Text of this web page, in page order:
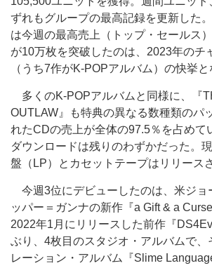
ずれもグループの最高記録を更新した
は今週の最高売上（トップ・セールス
が10万枚を突破したのは、2023年のチ
（うち7作がK-POPアルバム）の快挙と
多くのK-POPアルバムと同様に、『
OUTLAW』も特典の異なる数種類のパ
れたCDの売上が全体の97.5％を占めて
ダウンロードは残りのわずかだった。
盤（LP）とカセットテープはリリース
今週3位にデビューしたのは、米ジョ
ッパー＝ガンナの新作『a Gift & a
2022年1月にリリースした前作『
ぶり、4枚目のスタジオ・アルバムで、
レーション・アルバム『Slime